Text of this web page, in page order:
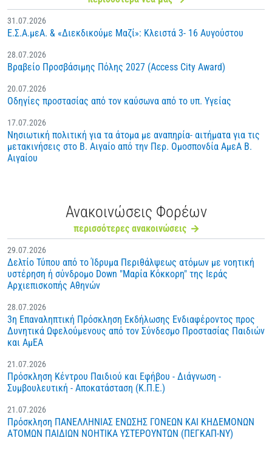
31.07.2026
Ε.Σ.Α.μεΑ. & «Διεκδικούμε Μαζί»: Κλειστά 3- 16 Αυγούστου
28.07.2026
Βραβείο Προσβάσιμης Πόλης 2027 (Access City Award)
20.07.2026
Οδηγίες προστασίας από τον καύσωνα από το υπ. Υγείας
17.07.2026
Νησιωτική πολιτική για τα άτομα με αναπηρία- αιτήματα για τις
μετακινήσεις στο Β. Αιγαίο από την Περ. Ομοσπονδία ΑμεΑ Β.
Αιγαίου
Ανακοινώσεις Φορέων
περισσότερες ανακοινώσεις
29.07.2026
Δελτίο Τύπου από το Ίδρυμα Περιθάλψεως ατόμων με νοητική
υστέρηση ή σύνδρομο Down "Μαρία Κόκκορη" της Ιεράς
Αρχιεπισκοπής Αθηνών
28.07.2026
3η Επαναληπτική Πρόσκληση Εκδήλωσης Ενδιαφέροντος προς
Δυνητικά Ωφελούμενους από τον Σύνδεσμο Προστασίας Παιδιών
και ΑμΕΑ
21.07.2026
Πρόσκληση Κέντρου Παιδιού και Εφήβου - Διάγνωση -
Συμβουλευτική - Αποκατάσταση (Κ.Π.Ε.)
21.07.2026
Πρόσκληση ΠΑΝΕΛΛΗΝΙΑΣ ΕΝΩΣΗΣ ΓΟΝΕΩΝ ΚΑΙ ΚΗΔΕΜΟΝΩΝ
ΑΤΟΜΩΝ ΠΑΙΔΙΩΝ ΝΟΗΤΙΚΑ ΥΣΤΕΡΟΥΝΤΩΝ (ΠΕΓΚΑΠ-ΝΥ)